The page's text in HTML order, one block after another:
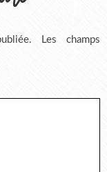
Les champs